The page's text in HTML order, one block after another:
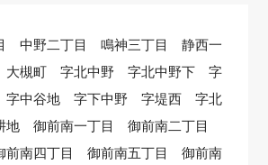
中野二丁目 鳴神三丁目 静西一
槻町 字北中野 字北中野下 字
中谷地 字下中野 字堤西 字北
地 御前南一丁目 御前南二丁目
前南四丁目 御前南五丁目 御前南